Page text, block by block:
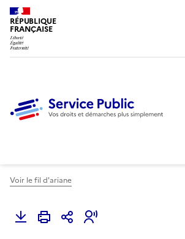
RÉPUBLIQUE
FRANÇAISE
Voir le fil d'ariane